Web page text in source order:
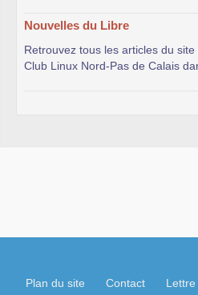
Nouvelles du Libre
Retrouvez tous les articles du site
Club Linux Nord-Pas de Calais
Plan du site Contact